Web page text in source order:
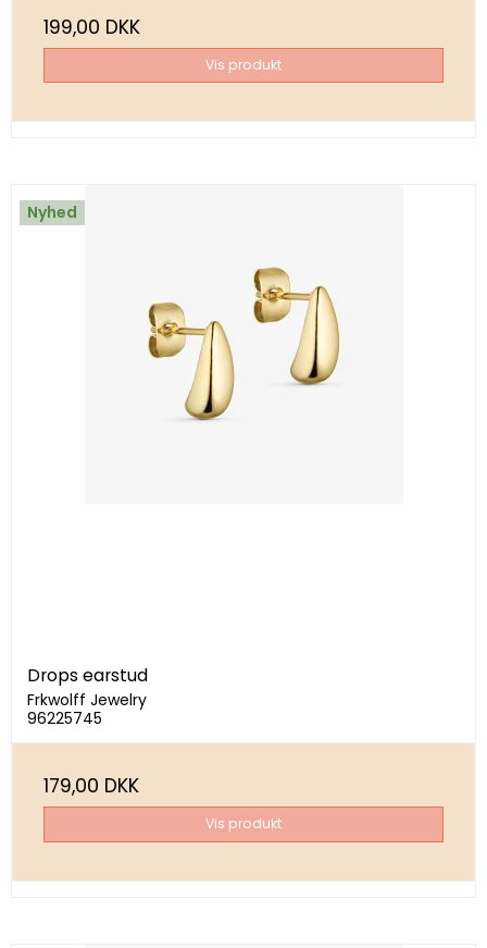
199,00 DKK
Vis produkt
Nyhed
Drops earstud
Frkwolff Jewelry
96225745
179,00 DKK
Vis produkt